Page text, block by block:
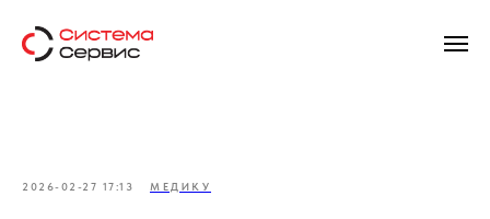
2026-02-27 17:13 МЕДИКУ